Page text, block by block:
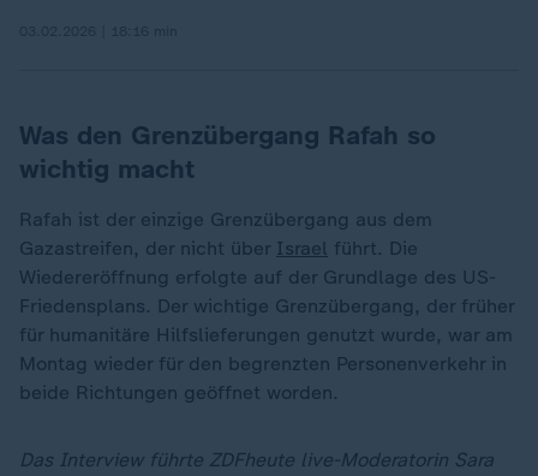
Was den Grenzübergang Rafah so
wichtig macht
Rafah ist der einzige Grenzübergang aus dem
Gazastreifen, der nicht über Israel führt. Die
Wiedereröffnung erfolgte auf der Grundlage des US-
Friedensplans. Der wichtige Grenzübergang, der früher
für humanitäre Hilfslieferungen genutzt wurde, war am
Montag wieder für den begrenzten Personenverkehr in
beide Richtungen geöffnet worden.
Das Interview führte ZDFheute live-Moderatorin Sara